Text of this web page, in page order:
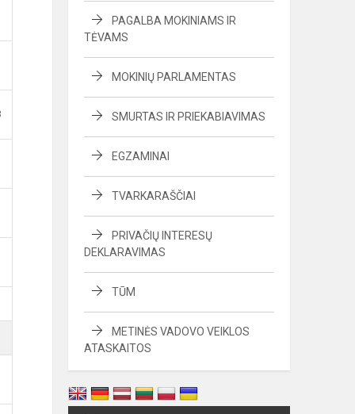
PAGALBA MOKINIAMS IR
TĖVAMS
MOKINIŲ PARLAMENTAS
SMURTAS IR PRIEKABIAVIMAS
EGZAMINAI
TVARKARAŠČIAI
PRIVAČIŲ INTERESŲ
DEKLARAVIMAS
TŪM
METINĖS VADOVO VEIKLOS
ATASKAITOS